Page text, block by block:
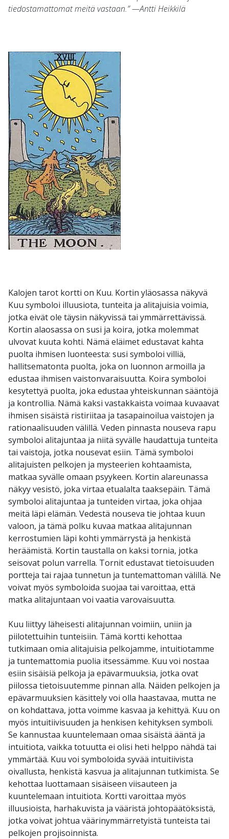
tiedostamattomat meitä vastaan.” —Antti Heikkilä
Kalojen tarot kortti on Kuu. Kortin yläosassa näkyvä
Kuu symboloi illuusiota, tunteita ja alitajuisia voimia,
jotka eivät ole täysin näkyvissä tai ymmärrettävissä.
Kortin alaosassa on susi ja koira, jotka molemmat
ulvovat kuuta kohti. Nämä eläimet edustavat kahta
puolta ihmisen luonteesta: susi symboloi villiä,
hallitsematonta puolta, joka on luonnon armoilla ja
edustaa ihmisen vaistonvaraisuutta. Koira symboloi
kesytettyä puolta, joka edustaa yhteiskunnan sääntöjä
ja kontrollia. Nämä kaksi vastakkaista voimaa kuvaavat
ihmisen sisäistä ristiriitaa ja tasapainoilua vaistojen ja
rationaalisuuden välillä. Veden pinnasta nouseva rapu
symboloi alitajuntaa ja niitä syvälle haudattuja tunteita
tai vaistoja, jotka nousevat esiin. Tämä symboloi
alitajuisten pelkojen ja mysteerien kohtaamista,
matkaa syvälle omaan psyykeen. Kortin alareunassa
näkyy vesistö, joka virtaa etualalta taaksepäin. Tämä
symboloi alitajuntaa ja tunteiden virtaa, joka ohjaa
meitä läpi elämän. Vedestä nouseva tie johtaa kuun
valoon, ja tämä polku kuvaa matkaa alitajunnan
kerrostumien läpi kohti ymmärrystä ja henkistä
heräämistä. Kortin taustalla on kaksi tornia, jotka
seisovat polun varrella. Tornit edustavat tietoisuuden
portteja tai rajaa tunnetun ja tuntemattoman välillä. Ne
voivat myös symboloida suojaa tai varoittaa, että
matka alitajuntaan voi vaatia varovaisuutta.
Kuu liittyy läheisesti alitajunnan voimiin, uniin ja
piilotettuihin tunteisiin. Tämä kortti kehottaa
tutkimaan omia alitajuisia pelkojamme, intuitiotamme
ja tuntemattomia puolia itsessämme. Kuu voi nostaa
esiin sisäisiä pelkoja ja epävarmuuksia, jotka ovat
piilossa tietoisuutemme pinnan alla. Näiden pelkojen ja
epävarmuuksien käsittely voi olla haastavaa, mutta ne
on kohdattava, jotta voimme kasvaa ja kehittyä. Kuu on
myös intuitiivisuuden ja henkisen kehityksen symboli.
Se kannustaa kuuntelemaan omaa sisäistä ääntä ja
intuitiota, vaikka totuutta ei olisi heti helppo nähdä tai
ymmärtää. Kuu voi symboloida syvää intuitiivista
oivallusta, henkistä kasvua ja alitajunnan tutkimista. Se
kehottaa luottamaan sisäiseen viisauteen ja
kuuntelemaan intuitiota. Kortti varoittaa myös
illuusioista, harhakuvista ja vääristä johtopäätöksistä,
jotka voivat johtua väärinymmärretyistä tunteista tai
pelkojen projisoinnista.